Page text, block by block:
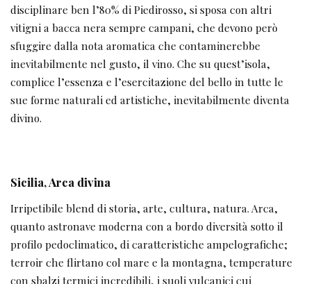
disciplinare ben l’80% di Piedirosso, si sposa con altri
vitigni a bacca nera sempre campani, che devono però
sfuggire dalla nota aromatica che contaminerebbe
inevitabilmente nel gusto, il vino. Che su quest’isola,
complice l’essenza e l’esercitazione del bello in tutte le
sue forme naturali ed artistiche, inevitabilmente diventa
divino.
Sicilia, Arca divina
Irripetibile blend di storia, arte, cultura, natura. Arca,
quanto astronave moderna con a bordo diversità sotto il
profilo pedoclimatico, di caratteristiche ampelografiche;
terroir che flirtano col mare e la montagna, temperature
con sbalzi termici incredibili, i suoli vulcanici cui